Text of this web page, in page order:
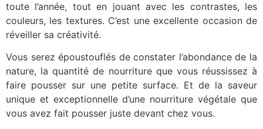
toute l’année, tout en jouant avec les contrastes, les
couleurs, les textures. C’est une excellente occasion de
réveiller sa créativité.
Vous serez époustouflés de constater l’abondance de la
nature, la quantité de nourriture que vous réussissez à
faire pousser sur une petite surface. Et de la saveur
unique et exceptionnelle d’une nourriture végétale que
vous avez fait pousser juste devant chez vous.